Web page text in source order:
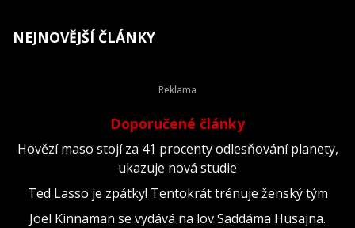
NEJNOVĚJŠÍ ČLÁNKY
Doporučené články
Hovězí maso stojí za 41 procenty odlesňování planety,
ukazuje nová studie
Ted Lasso je zpátky! Tentokrát trénuje ženský tým
Joel Kinnaman se vydává na lov Saddáma Husajna.